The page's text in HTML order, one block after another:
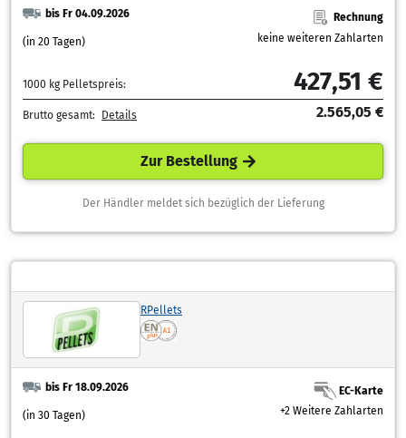
bis Fr 04.09.2026
(in 20 Tagen)
Rechnung
keine weiteren Zahlarten
1000 kg Pelletspreis: 427,51 €
Brutto gesamt: Details 2.565,05 €
Zur Bestellung
Der Händler meldet sich bezüglich der Lieferung
RPellets
bis Fr 18.09.2026
(in 30 Tagen)
EC-Karte
+2 Weitere Zahlarten